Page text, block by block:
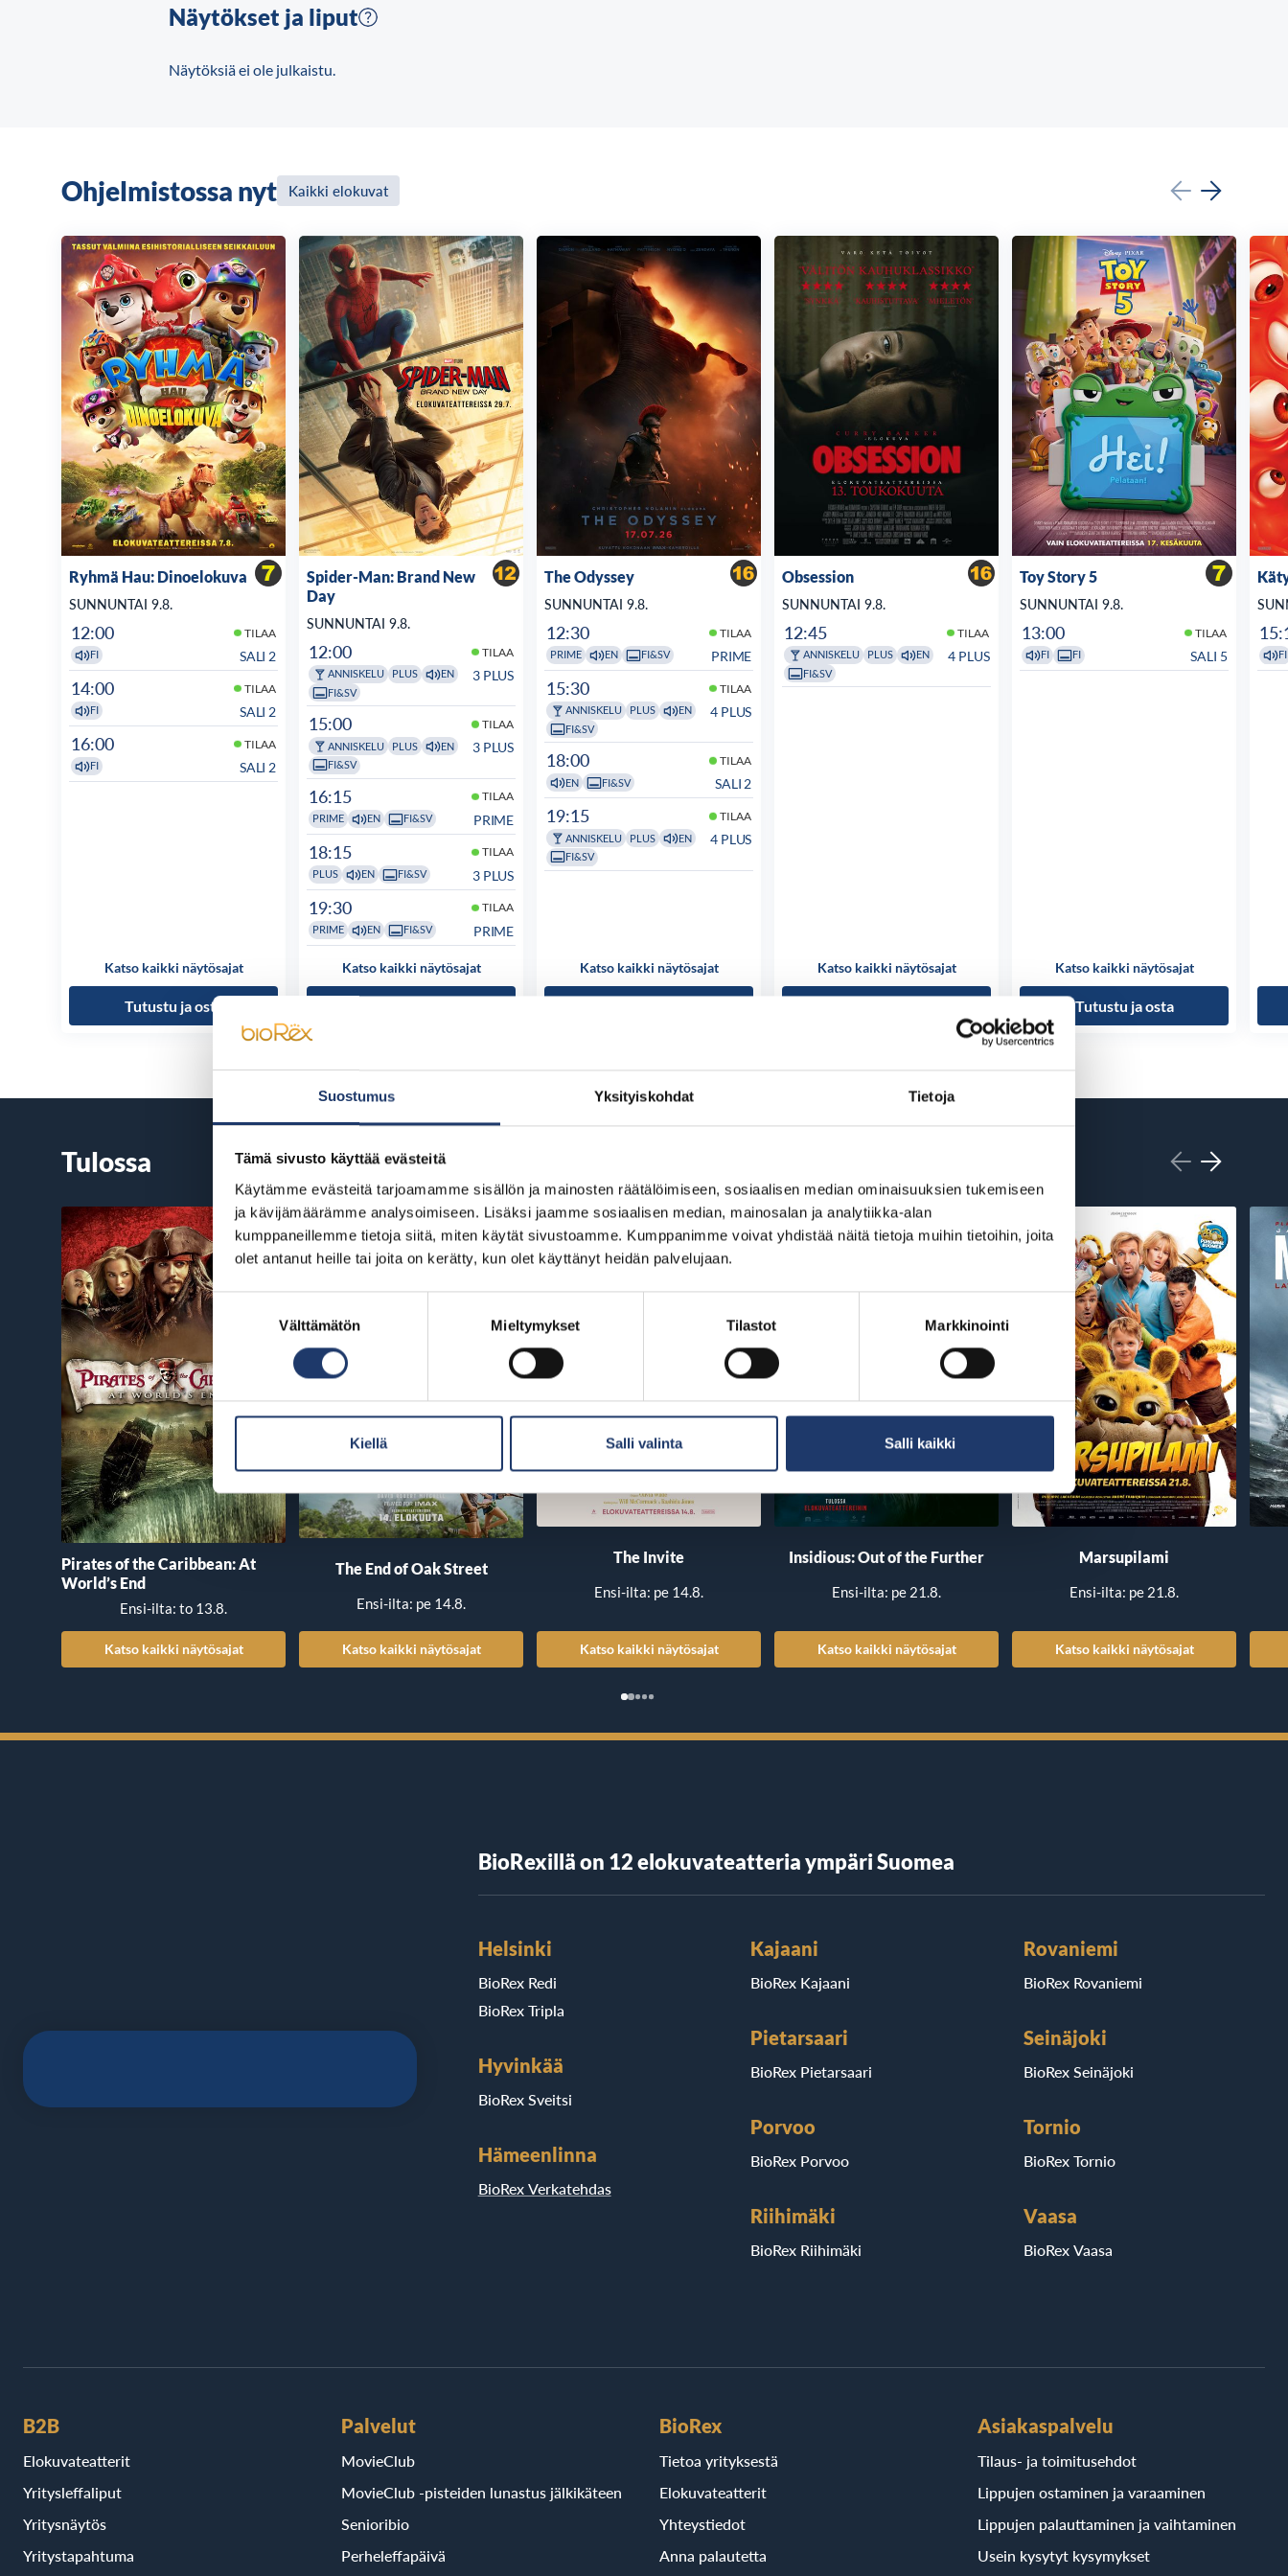
Suostumus Yksityiskohdat Tietoja
Tämä sivusto käyttää evästeitä
Käytämme evästeitä tarjoamamme sisällön ja mainosten räätälöimiseen, sosiaalisen median ominaisuuksien tukemiseen
ja kävijämäärämme analysoimiseen. Lisäksi jaamme sosiaalisen median, mainosalan ja analytiikka-alan
kumppaneillemme tietoja siitä, miten käytät sivustoamme. Kumppanimme voivat yhdistää näitä tietoja muihin tietoihin, joita
olet antanut heille tai joita on kerätty, kun olet käyttänyt heidän palvelujaan.
Suostumuksen
Välttämätön Mieltymykset Tilastot Markkinointi
Kiellä Salli valinta Salli kaikki
välillä on selittämätön vetovoima. Kun Bella ja Edward toistuvasti ajautuvat yhteen mitä oudoimmissa
olosuhteissa, Bella alkaa epäillä Edwardissa olevan jotain kummallista; hän pystyy juoksemaan
kuolematon ja hän on löytänyt Bellasta kauan etsimänsä sielunkumppanin.
Näytökset ja liput
Näytöksiä ei ole julkaistu.
Ohjelmistossa nyt Kaikki elokuvat
Ryhmä Hau: Dinoelokuva
SUNNUNTAI 9.8.
12:00 TILAA
FI SALI 2
14:00 TILAA
FI SALI 2
16:00 TILAA
FI SALI 2
Katso kaikki näytösajat
Tutustu ja osta
Spider-Man: Brand New
Day
SUNNUNTAI 9.8.
12:00 TILAA
ANNISKELU PLUS
EN
FI&SV
3 PLUS
15:00 TILAA
ANNISKELU PLUS
EN
FI&SV
3 PLUS
16:15 TILAA
PRIME EN FI&SV PRIME
18:15 TILAA
PLUS EN FI&SV 3 PLUS
19:30 TILAA
PRIME EN FI&SV PRIME
Katso kaikki näytösajat
The Odyssey
SUNNUNTAI 9.8.
12:30 TILAA
PRIME EN FI&SV PRIME
15:30 TILAA
ANNISKELU PLUS
EN
FI&SV
4 PLUS
18:00 TILAA
EN FI&SV SALI 2
19:15 TILAA
ANNISKELU PLUS
EN
FI&SV
4 PLUS
Katso kaikki näytösajat
Obsession
SUNNUNTAI 9.8.
12:45 TILAA
ANNISKELU PLUS
EN
FI&SV
4 PLUS
Katso kaikki näytösajat
Toy Story 5
SUNNUNTAI 9.8.
13:00 TILAA
FI FI SALI 5
Katso kaikki näytösajat
Tutustu ja osta
FI
Tulossa
Pirates of the Caribbean: At
World’s End
Ensi-ilta: to 13.8.
Katso kaikki näytösajat
The End of Oak Street
Ensi-ilta: pe 14.8.
Katso kaikki näytösajat
The Invite
Ensi-ilta: pe 14.8.
Katso kaikki näytösajat
Insidious: Out of the Further
Ensi-ilta: pe 21.8.
Katso kaikki näytösajat
Marsupilami
Ensi-ilta: pe 21.8.
Katso kaikki näytösajat
BioRexillä on 12 elokuvateatteria ympäri Suomea
Helsinki
BioRex Redi
BioRex Tripla
Hyvinkää
BioRex Sveitsi
Hämeenlinna
BioRex Verkatehdas
Kajaani
BioRex Kajaani
Pietarsaari
BioRex Pietarsaari
Porvoo
BioRex Porvoo
Riihimäki
BioRex Riihimäki
Rovaniemi
BioRex Rovaniemi
Seinäjoki
BioRex Seinäjoki
Tornio
BioRex Tornio
Vaasa
BioRex Vaasa
B2B
Elokuvateatterit
Yritysleffaliput
Yritysnäytös
Yritystapahtuma
Palvelut
MovieClub
MovieClub -pisteiden lunastus jälkikäteen
Senioribio
Perheleffapäivä
BioRex
Tietoa yrityksestä
Elokuvateatterit
Yhteystiedot
Anna palautetta
Asiakaspalvelu
Tilaus- ja toimitusehdot
Lippujen ostaminen ja varaaminen
Lippujen palauttaminen ja vaihtaminen
Usein kysytyt kysymykset